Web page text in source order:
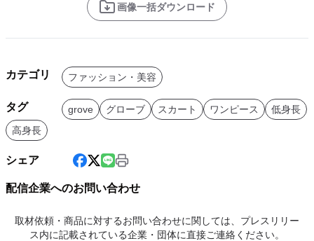
画像一括ダウンロード
カテゴリ ファッション・美容
タグ grove グローブ スカート ワンピース
低身長
高身長
シェア
配信企業へのお問い合わせ
取材依頼・商品に対するお問い合わせに関しては、プレスリリー
ス内に記載されている企業・団体に直接ご連絡ください。